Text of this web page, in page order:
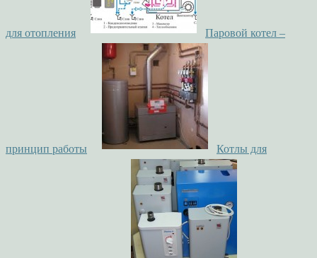
для отопления Паровой котел –
принцип работы Котлы для